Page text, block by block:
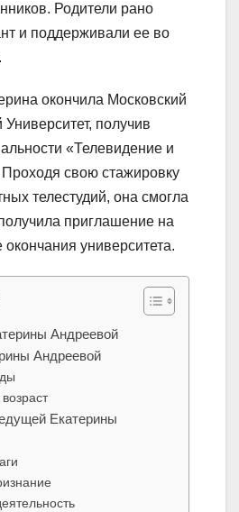
Родители рано
и поддерживали ее во
окончила Московский
получив
«Телевидение и
свою стажировку
телестудий, она смогла
приглашение на
университета.
Андреевой
Андреевой
Екатерины